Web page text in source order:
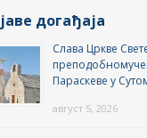
догађаја
Слава Цркве
Параскеве у
август 5, 2026